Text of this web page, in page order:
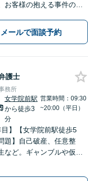
お客様の抱える事件の本
です。逆に私からは、法
しない分かり易い説明を
メールで面談予約
護士
務所
女学院前駅
から徒歩3
分
営業時間：09:30
~20:00（平日）
目】【女学院前駅徒歩5
題】自己破産、任意整
など。ギャンブルや仮想